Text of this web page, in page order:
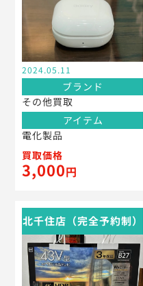
2024.05.11
ブランド
その他買取
アイテム
電化製品
買取価格
3,000円
北千住店（完全予約制）